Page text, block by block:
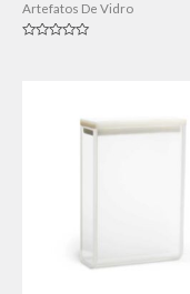
Artefatos De Vidro